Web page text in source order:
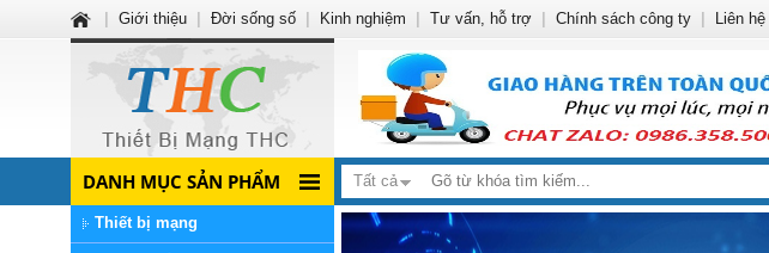
DANH MỤC SẢN PHẨM
Thiết bị mạng
Tất cả
Giới thiệu Đời sống số Kinh nghiệm Tư vấn, hỗ trợ Chính sách công ty Liên hệ